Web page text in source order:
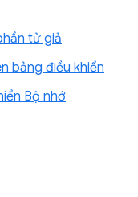
tử giả
bảng điều khiển
Bộ nhớ